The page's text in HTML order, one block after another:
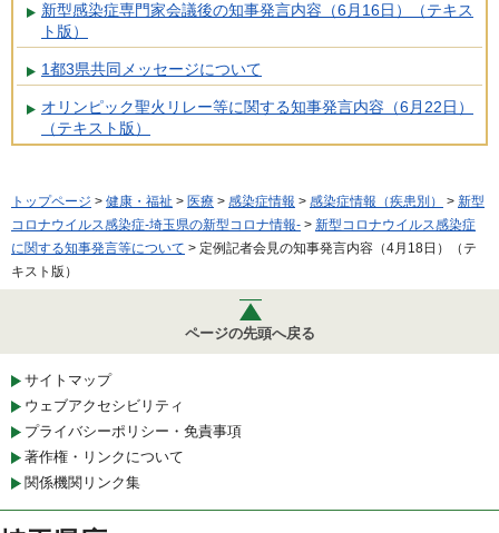
新型感染症専門家会議後の知事発言内容（6月16日）（テキス
ト版）
1都3県共同メッセージについて
オリンピック聖火リレー等に関する知事発言内容（6月22日）
（テキスト版）
トップページ > 健康・福祉 > 医療 > 感染症情報 > 感染症情報（疾患別） > 新型
コロナウイルス感染症-埼玉県の新型コロナ情報- > 新型コロナウイルス感染症
に関する知事発言等について > 定例記者会見の知事発言内容（4月18日）（テ
キスト版）
ページの先頭へ戻る
サイトマップ
ウェブアクセシビリティ
プライバシーポリシー・免責事項
著作権・リンクについて
関係機関リンク集